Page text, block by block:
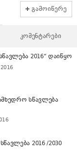
გამოიწერე
კომენტარები
2016“ დაიწყო
სწავლება
2016 /2030